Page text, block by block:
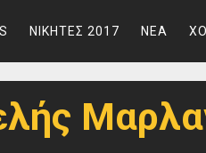
ΝΙΚΗΤΕΣ 2017 ΝΕΑ